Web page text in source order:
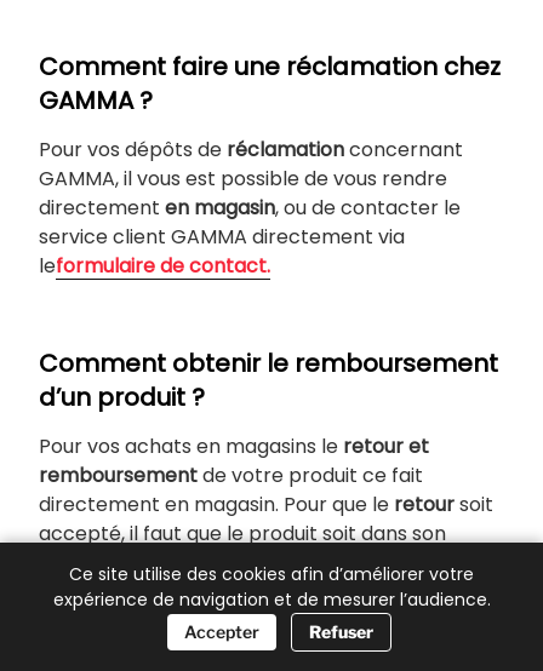
Comment faire une réclamation chez
GAMMA ?
Pour vos dépôts de réclamationconcernant
GAMMA, il vous est possible de vous rendre
directement en magasin, ou de contacter le
service client GAMMA directement via
leformulaire de contact.
Comment obtenir le remboursement
d’un produit ?
Pour vos achats en magasins le retour et
remboursementde votre produit ce fait
directement en magasin. Pour que le retoursoit
accepté, il faut que le produit soit dans son
emballage d’origine, non utilisé, et vous devrez
avoir votre ticket de caisse.
Pour vos commandes en ligne votredroit de
Ce site utilise des cookies afin d’améliorer votre
expérience de navigation et de mesurer l’audience.
Accepter Refuser📞 Besoin d’aide ?